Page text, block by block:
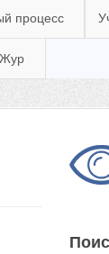
процесс